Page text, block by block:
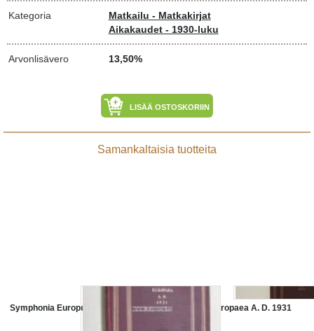
Kategoria
Matkailu - Matkakirjat
Aikakaudet - 1930-luku
Arvonlisävero 13,50%
LISÄÄ OSTOSKORIIN
Samankaltaisia tuotteita
Symphonia Europea A.D. 1931 Symphonia Europaea A. D. 1931